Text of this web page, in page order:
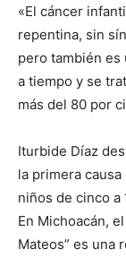
«El cáncer
repentina, sin
pero también es
a tiempo y se
más del 80 por
Iturbide Díaz
la primera
niños de cinco a
En Michoacán,
Mateos” es una